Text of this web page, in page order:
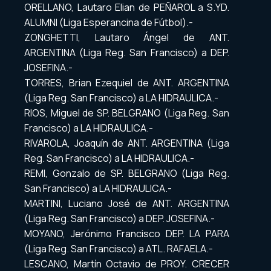
ORELLANO, Lautaro Elian de PEÑAROL a S.YD.
ALUMNI (Liga Esperancina de Fútbol).-
ZONGHETTI, Lautaro Ángel de ANT.
ARGENTINA (Liga Reg. San Francisco) a DEP.
JOSEFINA.-
TORRES, Brian Ezequiel de ANT. ARGENTINA
(Liga Reg. San Francisco) a LA HIDRAULICA.-
RIOS, Miguel de SP. BELGRANO (Liga Reg. San
Francisco) a LA HIDRAULICA.-
RIVAROLA, Joaquín de ANT. ARGENTINA (Liga
Reg. San Francisco) a LA HIDRAULICA.-
REMI, Gonzalo de SP. BELGRANO (Liga Reg.
San Francisco) a LA HIDRAULICA.-
MARTINI, Luciano José de ANT. ARGENTINA
(Liga Reg. San Francisco) a DEP. JOSEFINA.-
MOYANO, Jerónimo Francisco DEP. LA PARA
(Liga Reg. San Francisco) a ATL. RAFAELA.-
LESCANO, Martín Octavio de PROY. CRECER